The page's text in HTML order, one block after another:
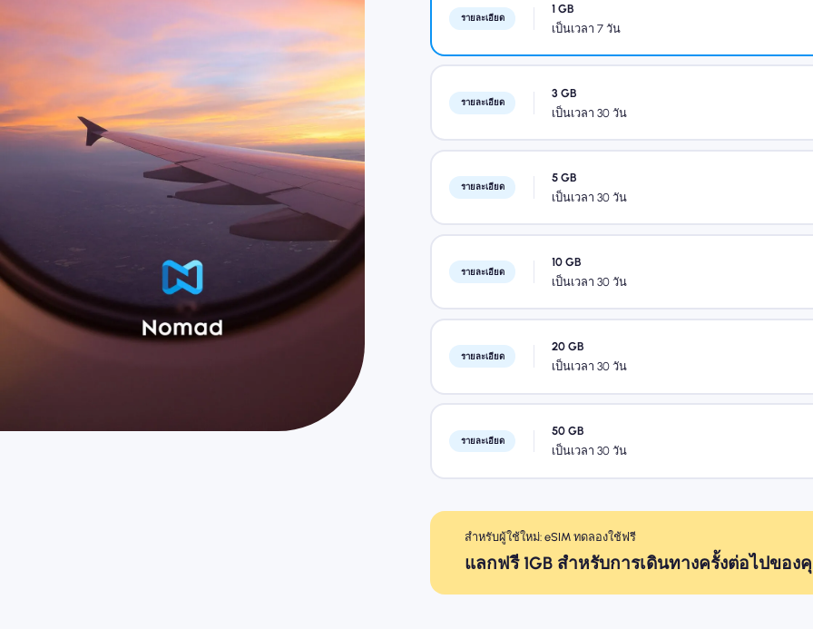
รายละเอียด
1 GB
เป็นเวลา 7 วัน
รายละเอียด
3 GB
เป็นเวลา 30 วัน
รายละเอียด
5 GB
เป็นเวลา 30 วัน
รายละเอียด
10 GB
เป็นเวลา 30 วัน
รายละเอียด
20 GB
เป็นเวลา 30 วัน
รายละเอียด
50 GB
เป็นเวลา 30 วัน
สำหรับผู้ใช้ใหม่: eSIM ทดลองใช้ฟรี
แลกฟรี 1GB สำหรับการเดินทางครั้งต่อไปของ